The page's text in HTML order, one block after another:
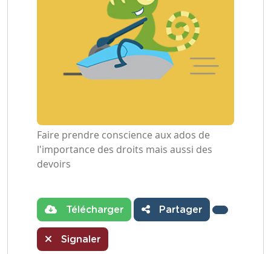
Faire prendre conscience aux ados de
l'importance des droits mais aussi des
devoirs
Télécharger Partager
Signaler